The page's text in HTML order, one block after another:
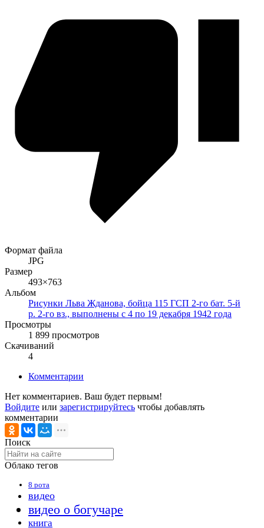
Формат файла
JPG
Размер
493×763
Альбом
Рисунки Льва Жданова, бойца 115 ГСП 2-го бат. 5-й
р. 2-го вз., выполнены с 4 по 19 декабря 1942 года
Просмотры
1 899 просмотров
Скачиваний
4
Комментарии
Нет комментариев. Ваш будет первым!
Войдите или зарегистрируйтесь чтобы добавлять
комментарии
Поиск
Облако тегов
8 рота
видео
видео о богучаре
книга